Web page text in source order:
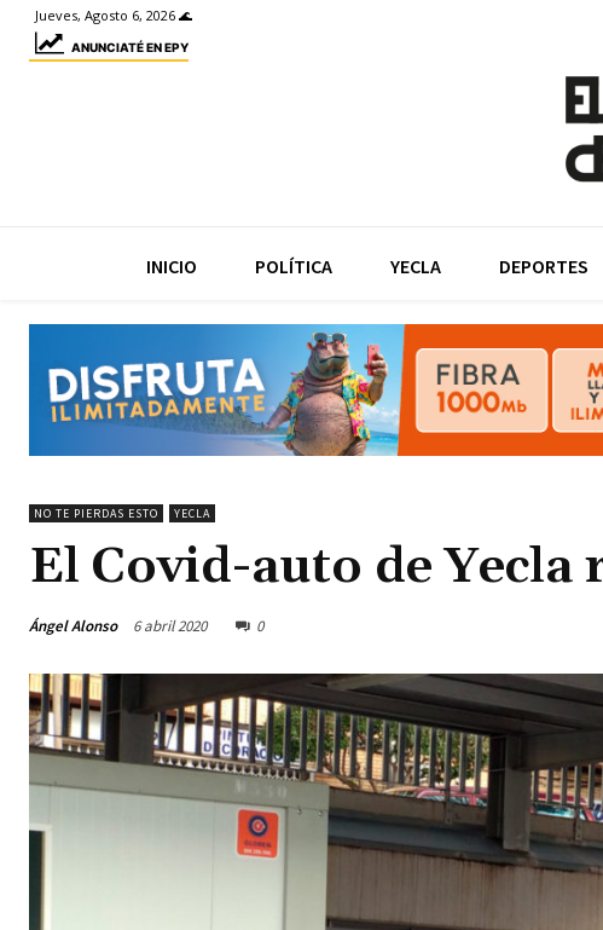
Jueves, Agosto 6, 2026 🌊
ANUNCIATÉ EN EPY
INICIO POLÍTICA YECLA DEPORTES
NO TE PIERDAS ESTO YECLA
El Covid-auto de
Ángel Alonso 6 abril 2020 0